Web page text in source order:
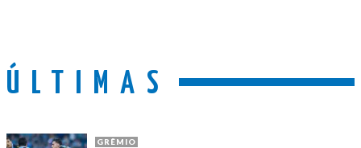
ÚLTIMAS
GRÊMIO